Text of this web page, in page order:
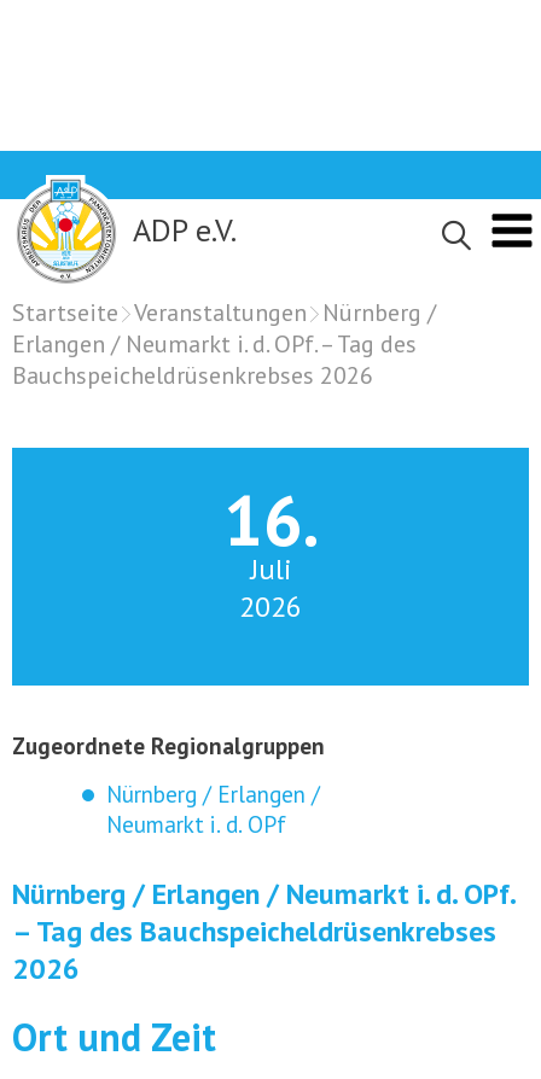
to
content
ADP e.V.
Startseite Veranstaltungen
Nürnberg /
Erlangen / Neumarkt i. d. OPf. – Tag des
Bauchspeicheldrüsenkrebses 2026
16.
Juli
2026
Zugeordnete Regionalgruppen
Nürnberg / Erlangen /
Neumarkt i. d. OPf
Nürnberg / Erlangen / Neumarkt i. d. OPf.
– Tag des Bauchspeicheldrüsenkrebses
2026
Ort und Zeit